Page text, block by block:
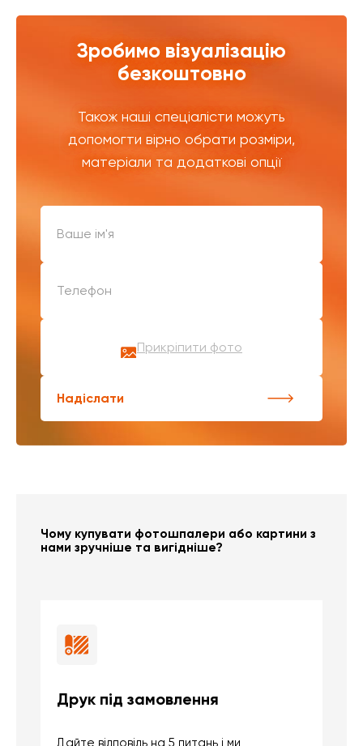
Зробимо візуалізацію
безкоштовно
Також наші спеціалісти можуть
допомогти вірно обрати розміри,
матеріали та додаткові опції
Прикріпити фото
Надіслати
Чому купувати фотошпалери або картини з
нами зручніше та вигідніше?
Друк під замовлення